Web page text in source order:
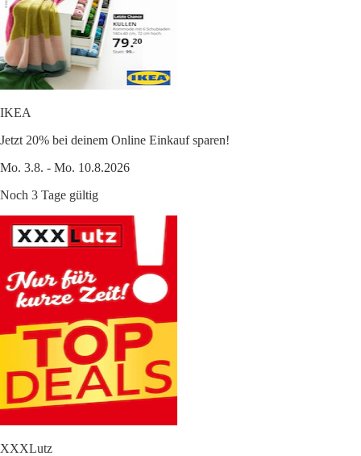
IKEA
Jetzt 20% bei deinem Online Einkauf sparen!
Mo. 3.8. - Mo. 10.8.2026
Noch 3 Tage gültig
XXXLutz